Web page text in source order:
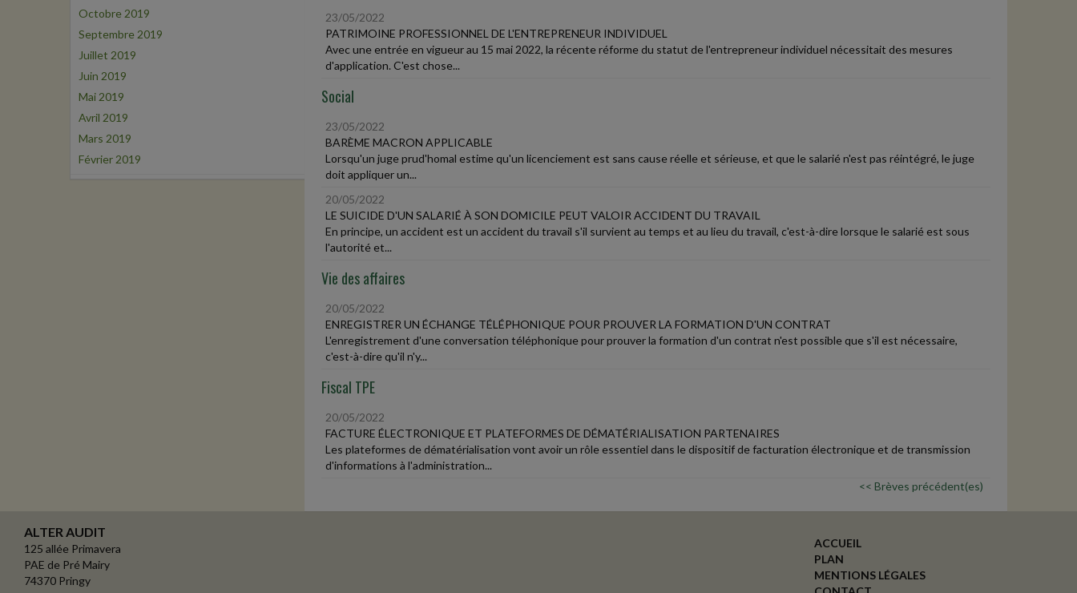
Octobre 2019
Septembre 2019
Juillet 2019
Juin 2019
Mai 2019
Avril 2019
Mars 2019
Février 2019
23/05/2022
PATRIMOINE PROFESSIONNEL DE L'ENTREPRENEUR INDIVIDUEL
Avec une entrée en vigueur au 15 mai 2022, la récente réforme du statut de l'entrepreneur individuel nécessitait des mesures
d'application. C'est chose...
Social
23/05/2022
BARÈME MACRON APPLICABLE
Lorsqu'un juge prud'homal estime qu'un licenciement est sans cause réelle et sérieuse, et que le salarié n'est pas réintégré, le juge
doit appliquer un...
20/05/2022
LE SUICIDE D'UN SALARIÉ À SON DOMICILE PEUT VALOIR ACCIDENT DU TRAVAIL
En principe, un accident est un accident du travail s'il survient au temps et au lieu du travail, c'est-à-dire lorsque le salarié est sous
l'autorité et...
Vie des affaires
20/05/2022
ENREGISTRER UN ÉCHANGE TÉLÉPHONIQUE POUR PROUVER LA FORMATION D'UN CONTRAT
L'enregistrement d'une conversation téléphonique pour prouver la formation d'un contrat n'est possible que s'il est nécessaire,
c'est-à-dire qu'il n'y...
Fiscal TPE
20/05/2022
FACTURE ÉLECTRONIQUE ET PLATEFORMES DE DÉMATÉRIALISATION PARTENAIRES
Les plateformes de dématérialisation vont avoir un rôle essentiel dans le dispositif de facturation électronique et de transmission
d'informations à l'administration...
<< Brèves précédent(es)
ALTER AUDIT
125 allée Primavera
PAE de Pré Mairy
74370 Pringy
ACCUEIL
PLAN
MENTIONS LÉGALES